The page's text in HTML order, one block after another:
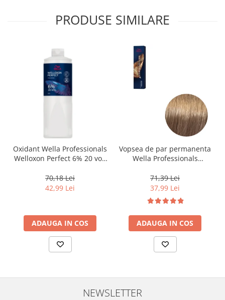
PRODUSE SIMILARE
Oxidant Wella Professionals
Welloxon Perfect 6% 20 vol,
70,18 Lei
42,99 Lei
ADAUGA IN COS
Vopsea de par permanenta
Wella Professionals
Blond Deschis Natural, 60
ml
71,39 Lei
37,99 Lei
ADAUGA IN COS
NEWSLETTER